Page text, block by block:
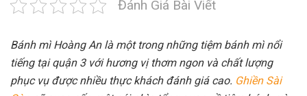
Đánh Giá Bài Viết
Bánh mì Hoàng An là một trong những tiệm bánh mì nổi
tiếng tại quận 3 với hương vị thơm ngon và chất lượng
phục vụ được nhiều thực khách đánh giá cao. Ghiền Sài